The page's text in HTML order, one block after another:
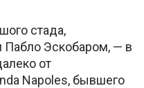
стада,
Пабло Эскобаром, — в
от
Napoles, бывшего